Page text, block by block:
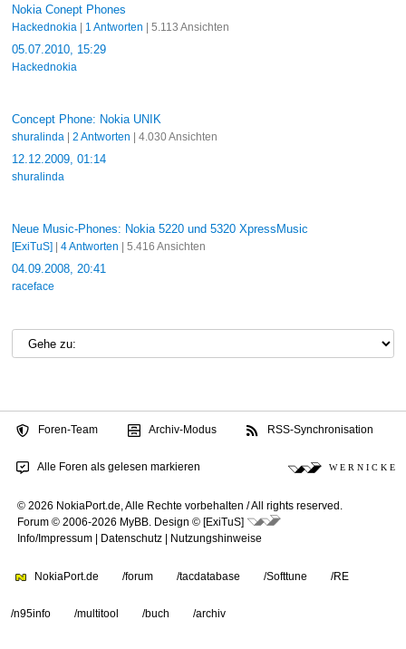
Nokia Conept Phones
Hackednokia 1 Antworten | 5.113 Ansichten
05.07.2010, 15:29
Hackednokia
Concept Phone: Nokia UNIK
shuralinda 2 Antworten | 4.030 Ansichten
12.12.2009, 01:14
shuralinda
Neue Music-Phones: Nokia 5220 und 5320 XpressMusic
[ExiTuS] 4 Antworten | 5.416 Ansichten
04.09.2008, 20:41
raceface
Foren-Team Archiv-Modus RSS-Synchronisation
Alle Foren als gelesen markieren W E R N I C K E
© 2026 NokiaPort.de, Alle Rechte vorbehalten /All rights reserved.
Forum © 2006-2026 MyBB
Design © [ExiTuS]
Info/Impressum
Datenschutz Nutzungshinweise
NokiaPort.de /forum /tacdatabase /Softtune /RE
/n95info /multitool /buch /archiv